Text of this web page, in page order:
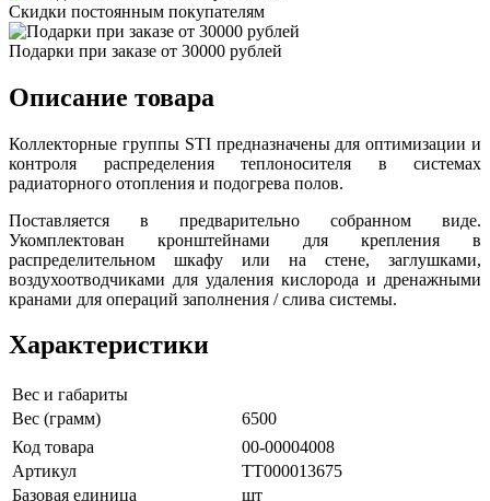
Скидки постоянным покупателям
Подарки при заказе от 30000 рублей
Описание товара
Коллекторные группы STI предназначены для оптимизации и
контроля распределения теплоносителя в системах
радиаторного отопления и подогрева полов.
Поставляется в предварительно собранном виде.
Укомплектован кронштейнами для крепления в
распределительном шкафу или на стене, заглушками,
воздухоотводчиками для удаления кислорода и дренажными
кранами для операций заполнения / слива системы.
Характеристики
Вес и габариты
Вес (грамм)
6500
Код товара
00-00004008
Артикул
ТТ000013675
Базовая единица
шт